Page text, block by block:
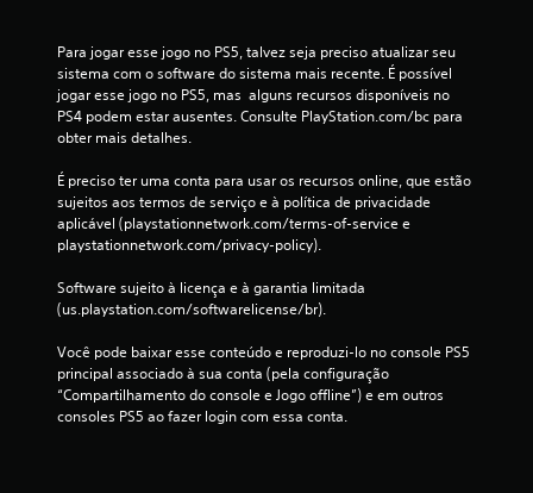
ç
õ
s
Para jogar esse jogo no PS5, talvez seja preciso atualizar seu
sistema com o software do sistema mais recente. É possível
jogar esse jogo no PS5, mas  alguns recursos disponíveis no
PS4 podem estar ausentes. Consulte PlayStation.com/bc para
obter mais detalhes.
É preciso ter uma conta para usar os recursos online, que estão
sujeitos aos termos de serviço e à política de privacidade
aplicável (playstationnetwork.com/terms-of-service e
playstationnetwork.com/privacy-policy).
Software sujeito à licença e à garantia limitada
(us.playstation.com/softwarelicense/br).
Você pode baixar esse conteúdo e reproduzi-lo no console PS5
principal associado à sua conta (pela configuração
“Compartilhamento do console e Jogo offline”) e em outros
consoles PS5 ao fazer login com essa conta.